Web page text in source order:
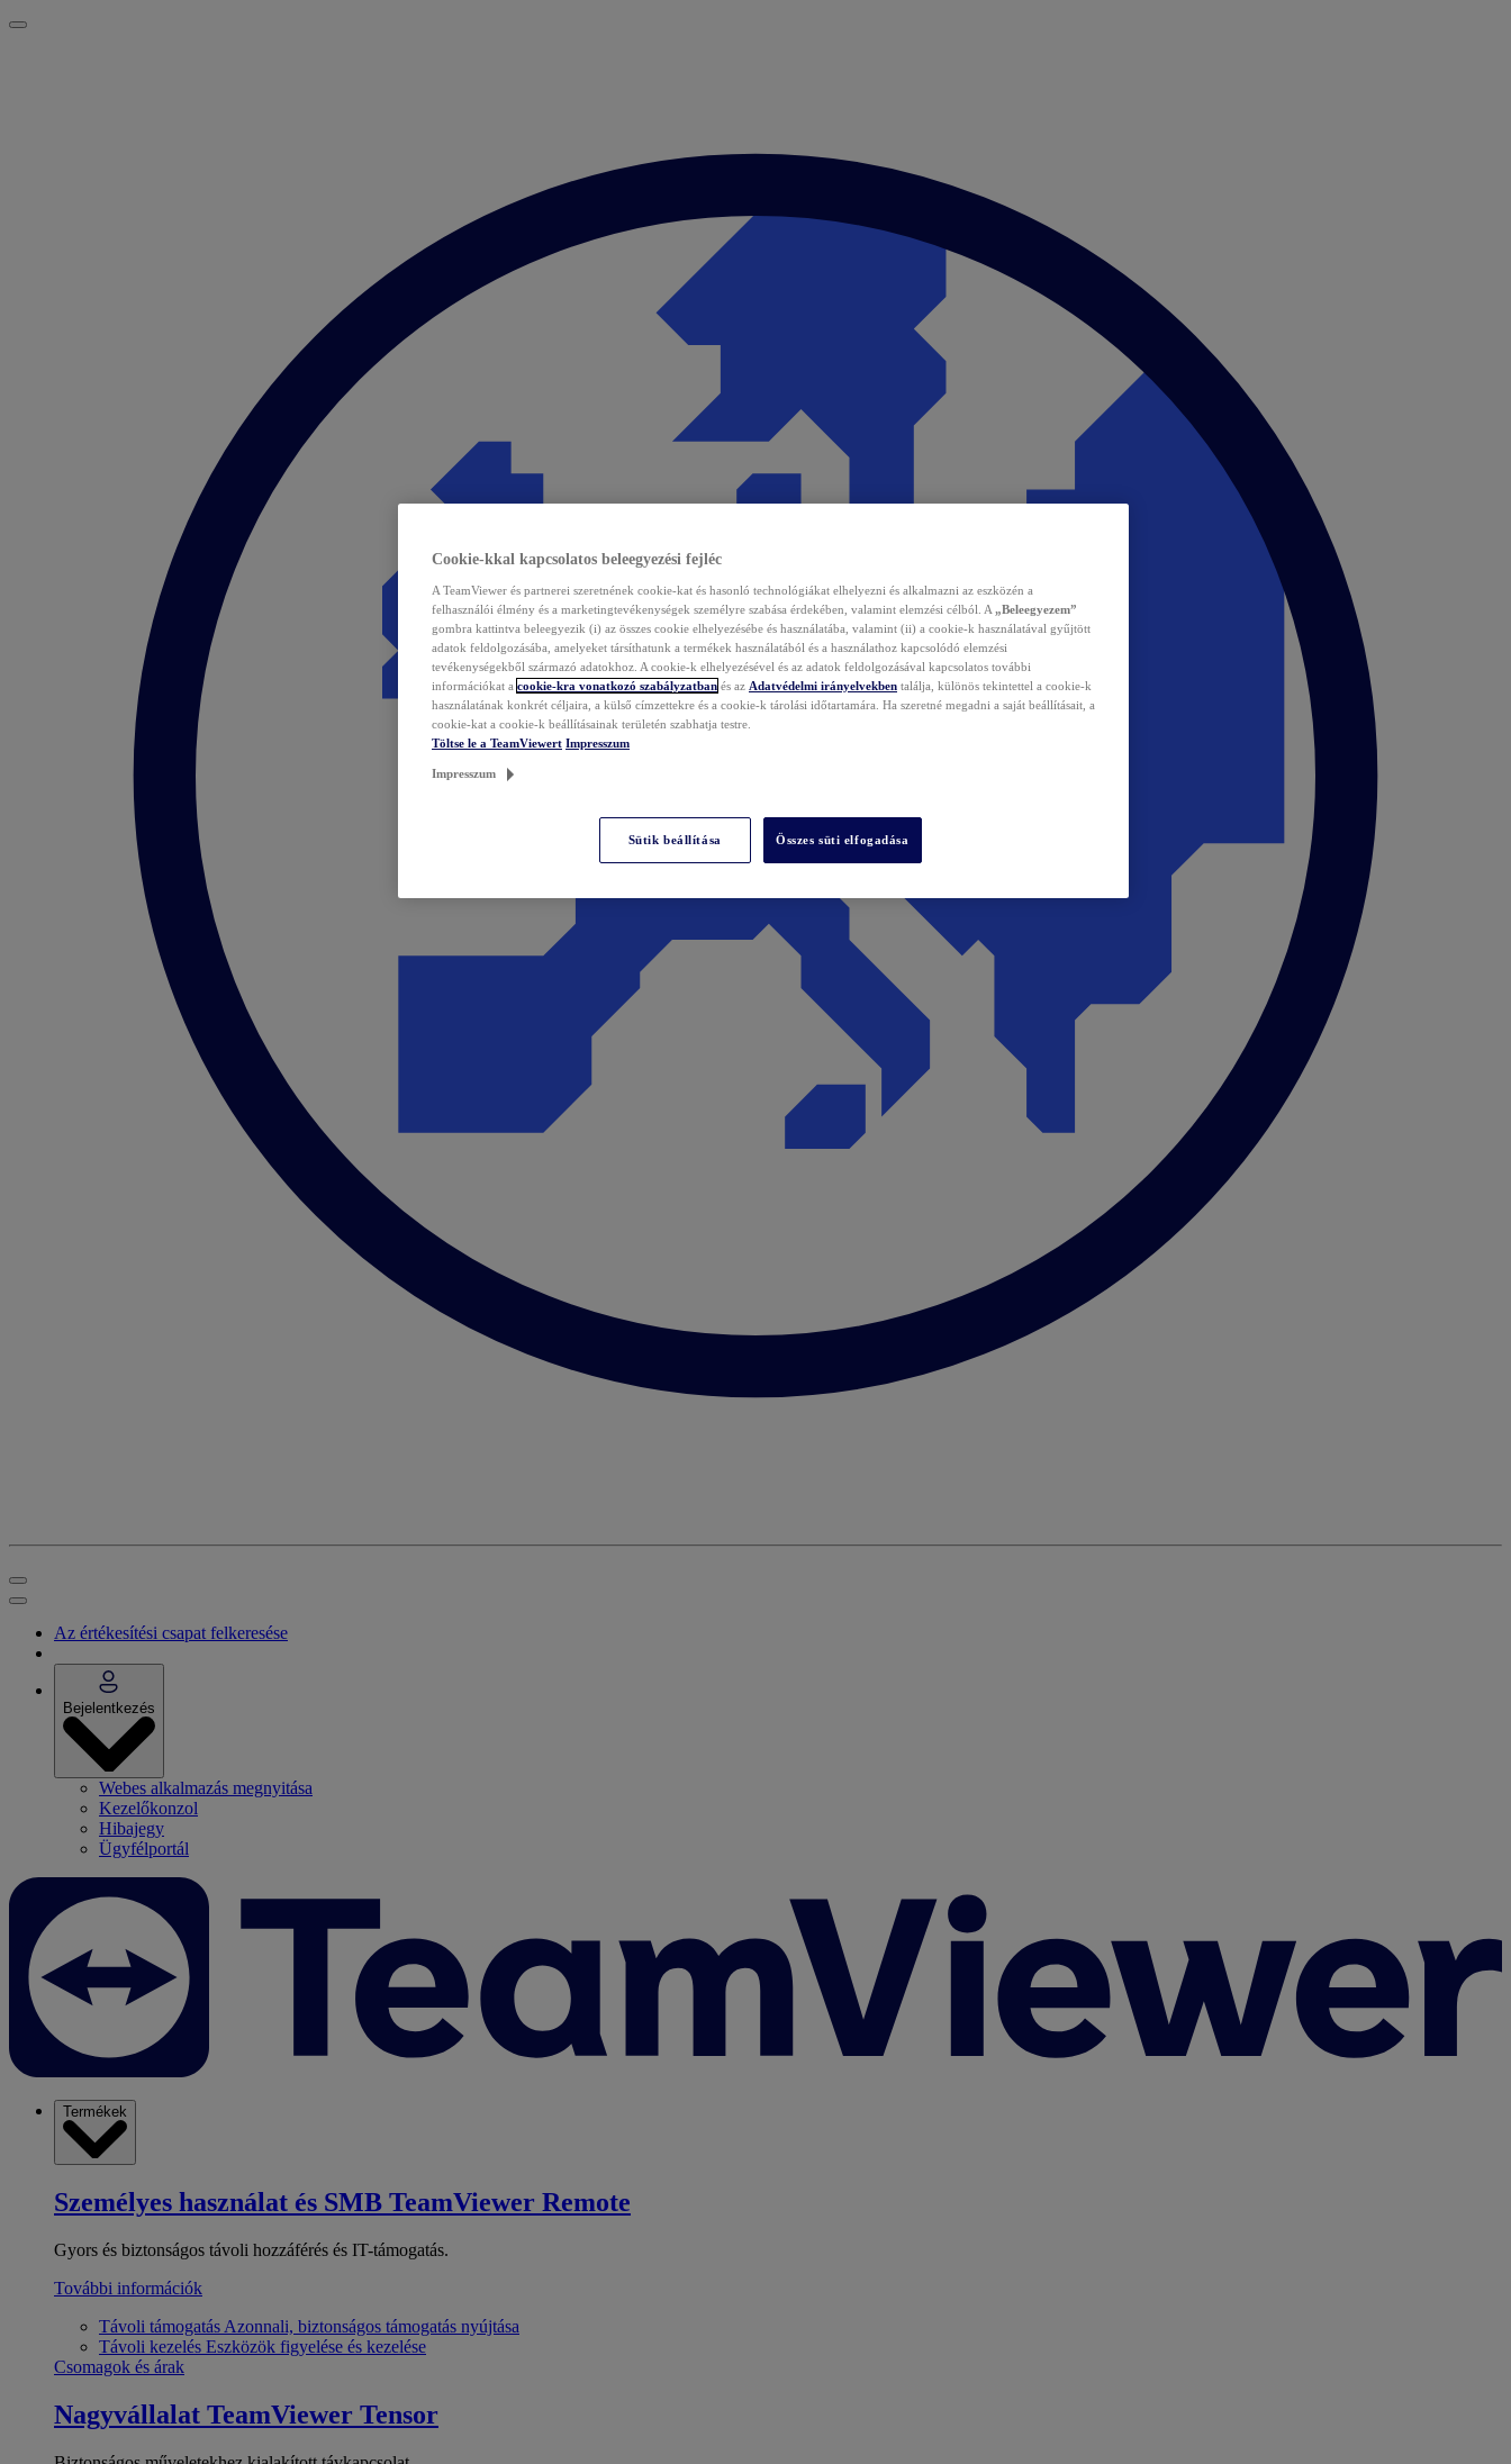
Az értékesítési csapat felkeresése
Bejelentkezés
Webes alkalmazás megnyitása
Kezelőkonzol
Hibajegy
Ügyfélportál
Termékek
Személyes használat és SMB TeamViewer Remote
Gyors és biztonságos távoli hozzáférés és IT-támogatás.
További információk
Távoli támogatás Azonnali, biztonságos támogatás nyújtása
Távoli kezelés Eszközök figyelése és kezelése
Csomagok és árak
Nagyvállalat TeamViewer Tensor
Cookie-kkal kapcsolatos beleegyezési fejléc
A TeamViewer és partnerei szeretnének cookie-kat és hasonló technológiákat elhelyezni és alkalmazni az eszközén a
felhasználói élmény és a marketingtevékenységek személyre szabása érdekében, valamint elemzési célból. A „Beleegyezem”
gombra kattintva beleegyezik (i) az összes cookie elhelyezésébe és használatába, valamint (ii) a cookie-k használatával gyűjtött
adatok feldolgozásába, amelyeket társíthatunk a termékek használatából és a használathoz kapcsolódó elemzési
tevékenységekből származó adatokhoz. A cookie-k elhelyezésével és az adatok feldolgozásával kapcsolatos további
információkat a cookie-kra vonatkozó szabályzatban és az Adatvédelmi irányelvekben találja, különös tekintettel a cookie-k
használatának konkrét céljaira, a külső címzettekre és a cookie-k tárolási időtartamára. Ha szeretné megadni a saját beállításait, a
cookie-kat a cookie-k beállításainak területén szabhatja testre.
Töltse le a TeamViewert Impresszum
Impresszum
Sütik beállítása Összes süti elfogadása